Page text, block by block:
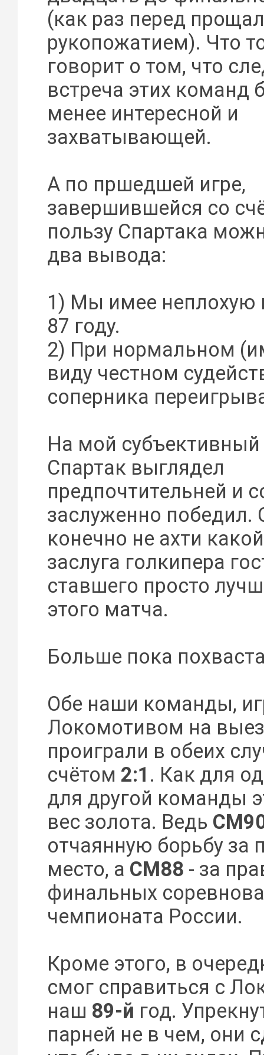
(как раз перед
рукопожатием). Что
говорит о том, что
встреча этих команд
менее интересной и
захватывающей.
А по пршедшей игре,
завершившейся со
пользу Спартака
два вывода:
1) Мы имее неплохую
87 году.
2) При нормальном
виду честном
соперника
На мой субъективный
Спартак выглядел
предпочтительней и
заслуженно победил.
конечно не ахти
заслуга голкипера
ставшего просто
этого матча.
Больше пока
Обе наши команды,
Локомотивом на
проиграли в обеих
счётом 2:1 . Как для
для другой команды
вес золота. Ведь
отчаянную борьбу за
место, а СМ88 - за
финальных
чемпионата России.
Кроме этого, в
смог справиться с
наш 89-й год.
парней не в чем, они